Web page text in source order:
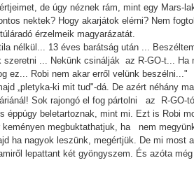
de úgy néznek rám, mint egy Mars-
nektek? Hogy akarjátok elérni? Nem
érzelmeik magyarázatát.
nélkül... 13 éves barátság után ...
szeretni ... Nekünk csinálják az R-GO-t...
ez... Robi nem akar erről velünk beszélni..."
„pletyka-ki mit tud"-dá. De azért néhány
Sok rajongó el fog pártolni az R-GO-
éppúgy beletartoznak, mint mi. Ezt is Robi
megbuktathatjuk, ha nem
ha nagyok leszünk, megértjük. De mi most
lepattant két gyöngyszem. És azóta